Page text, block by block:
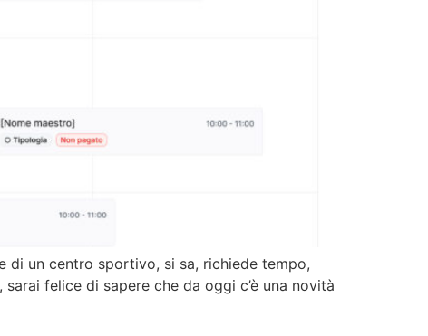
di un centro sportivo, si sa, richiede tempo,
felice di sapere che da oggi c’è una novità